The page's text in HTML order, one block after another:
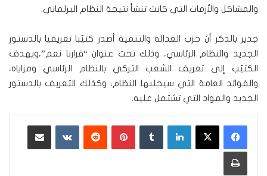
والمشاكل والأزمات التي كانت تنشأ نتيجة النظام البرلماني.
جدير بالذكر أن حزب العدالة والتنمية أصدر كتيّبا تعريفيا بالدستور
الجديد والنظام الرئاسي، وذلك تحت عنوان “قرارنا نعم”،ويهدف
الكتيّب إلى تعريف الشعب التركي بالنظام الرئاسي ومزاياه،
والفوائد العامة التي سيجلبها النظام، وكذلك التعريف بالدستور
الجديد والمواد التي تشتمل عليه.
لينكدإن بينتيريست ‏VKontakte
طباعة